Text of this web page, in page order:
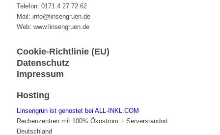
Telefon: 0171 4 27 72 62
Mail: info@linsengruen.de
Web: www.linsengruen.de
Cookie-Richtlinie (EU)
Datenschutz
Impressum
Hosting
Linsengrün ist gehostet bei ALL-INKL.COM
Rechenzentren mit 100% Ökostrom + Serverstandort
Deutschland